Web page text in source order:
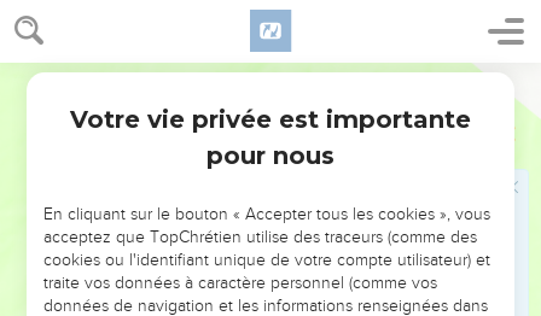
22
et, après lui avoir couvert le visage, ils criaient : — Hé !
Fais le prophète ! Devine qui t’a frappé maintenant !
Et ils se mirent à l’accabler d’injures blasphématoires.
Jésus devant le Conseil supérieur
Dès le point du jour, se réunit l’assemblée des anciens du
peuple, des grands-prêtres et des interprètes de la loi. Ils
firent amener Jésus devant leur Conseil supérieur.
L’interrogatoire commença : — Si tu es vraiment le Messie,
déclare-le nous. — Si je vous le disais, répliqua-t-il, vous ne
Votre vie privée est importante
pour nous
En cliquant sur le bouton « Accepter tous les cookies », vous
acceptez que TopChrétien utilise des traceurs (comme des
cookies ou l'identifiant unique de votre compte utilisateur) et
traite vos données à caractère personnel (comme vos
données de navigation et les informations renseignées dans